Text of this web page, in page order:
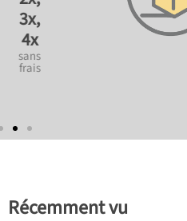
Récemment vu